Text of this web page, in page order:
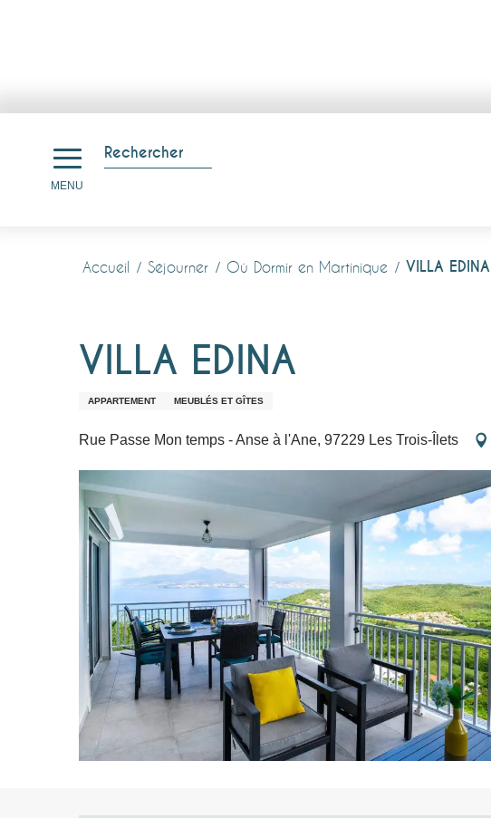
principal
Rechercher
MENU
Accueil Séjourner Où Dormir en Martinique VILLA EDINA
VILLA EDINA
APPARTEMENT MEUBLÉS ET GÎTES
Rue Passe Mon temps - Anse à l'Ane, 97229 Les Trois-Îlets